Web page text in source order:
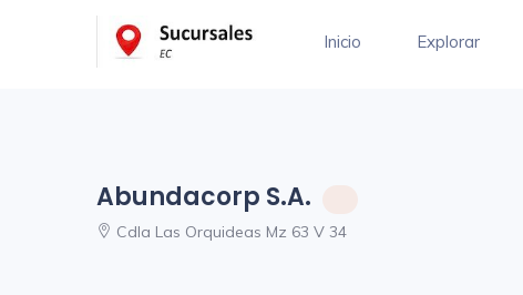
Inicio Explorar
Abundacorp S.A.
Cdla Las Orquideas Mz 63 V 34